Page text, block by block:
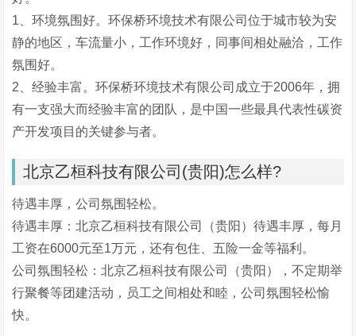
1、环境氛围好。环保桥环境技术有限公司位于城市较为安
静的地区，车流量小，工作环境好，同事间相处融洽，工作
氛围好。
2、经验丰富。环保桥环境技术有限公司成立于2006年，拥
有一支强大而经验丰富的团队，是中国一些最具代表性碳资
产开发项目的关键参与者。
北京乙桓科技有限公司(贵阳)怎么样?
待遇丰厚，公司氛围轻松。
待遇丰厚：北京乙桓科技有限公司（贵阳）待遇丰厚，每月
工资在6000元至1万元，还有包住、五险一金等福利。
公司氛围轻松：北京乙桓科技有限公司（贵阳），不定期举
行聚餐等团建活动，员工之间相处和睦，公司氛围轻松愉
快。